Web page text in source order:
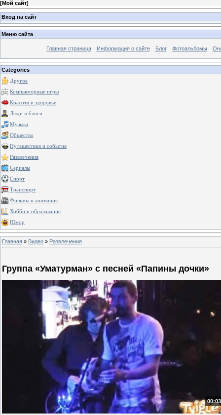
[Мой сайт]
Вход на сайт
Меню сайта
Главная страница Информация о сайте Блог Фотоальбомы
Categories
Другое
Компьютерные игры
Красота и здоровье
Люди и блоги
Музыка
Общество
Путешествия и события
Развлечения
Сериалы
Спорт
Транспорт
Фильмы и анимация
Хобби и образование
Юмор
Главная » Видео » Развлечения
Группа «Уматурман» с песней «Папины дочки»